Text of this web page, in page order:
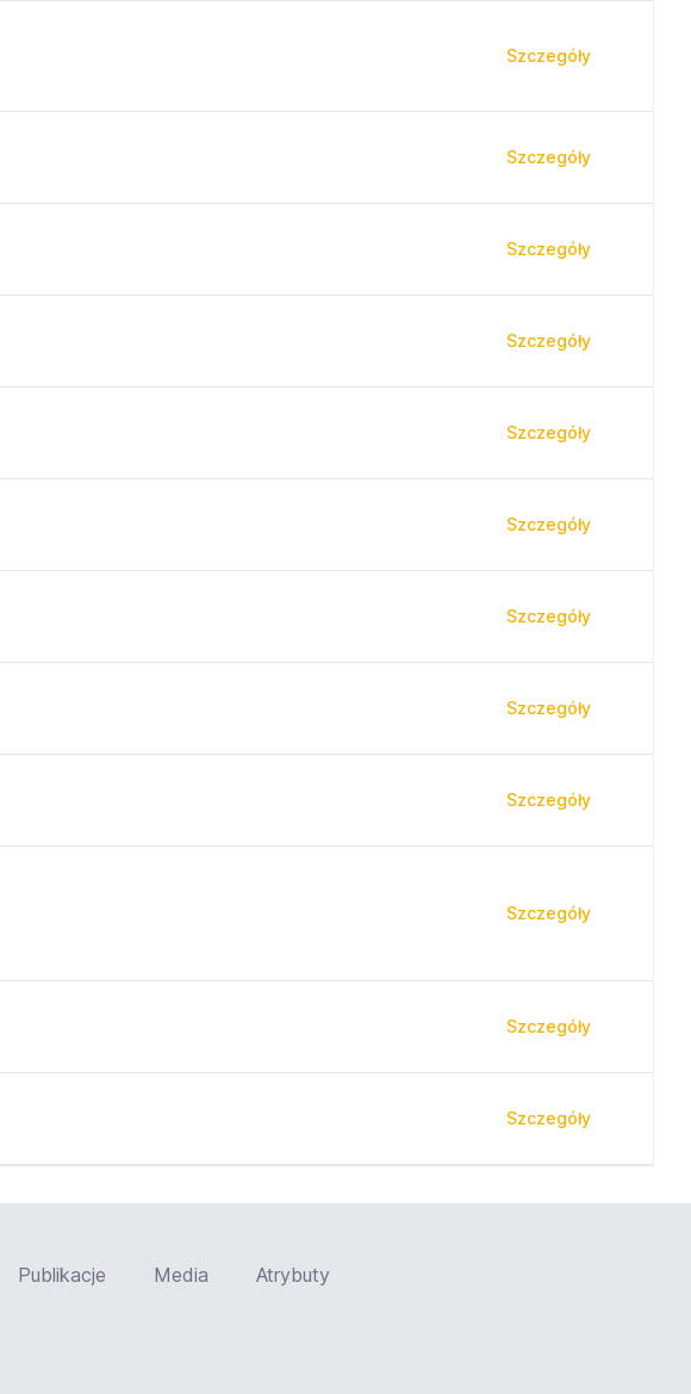
Szczegóły
Szczegóły
Szczegóły
Szczegóły
Szczegóły
Szczegóły
Szczegóły
Szczegóły
Szczegóły
Szczegóły
Szczegóły
Szczegóły
Publikacje Media Atrybuty